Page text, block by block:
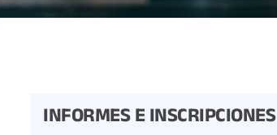
INFORMES E INSCRIPCIONES